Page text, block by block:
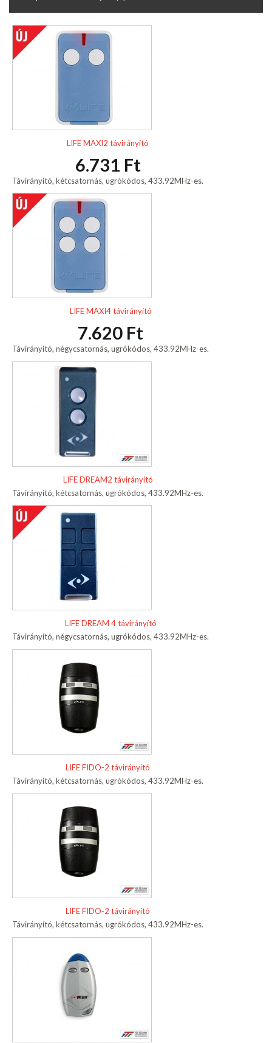
LIFE MAXI2 távirányító
6.731 Ft
Távirányító, kétcsatornás, ugrókódos, 433.92MHz-es.
LIFE MAXI4 távirányító
7.620 Ft
Távirányító, négycsatornás, ugrókódos, 433.92MHz-es.
LIFE DREAM2 távirányító
Távirányító, kétcsatornás, ugrókódos, 433.92MHz-es.
LIFE DREAM 4 távirányító
Távirányító, négycsatornás, ugrókódos, 433.92MHz-es.
LIFE FIDO-2 távirányító
Távirányító, kétcsatornás, ugrókódos, 433.92MHz-es.
LIFE FIDO-2 távirányító
Távirányító, kétcsatornás, ugrókódos, 433.92MHz-es.